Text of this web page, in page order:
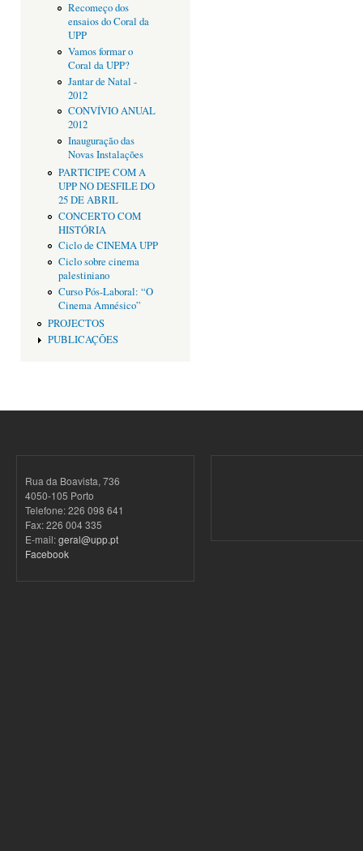
Recomeço dos
ensaios do Coral da
UPP
Vamos formar o
Coral da UPP?
Jantar de Natal -
2012
CONVÍVIO ANUAL
2012
Inauguração das
Novas Instalações
PARTICIPE COM A
UPP NO DESFILE DO
25 DE ABRIL
CONCERTO COM
HISTÓRIA
Ciclo de CINEMA UPP
Ciclo sobre cinema
palestiniano
Curso Pós-Laboral: “O
Cinema Amnésico”
PROJECTOS
PUBLICAÇÕES
Rua da Boavista, 736
4050-105 Porto
Telefone: 226 098 641
Fax: 226 004 335
E-mail:geral@upp.pt
Facebook